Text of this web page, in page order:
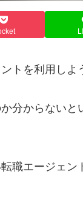
トを利用しよ
分からないと
職エージェン